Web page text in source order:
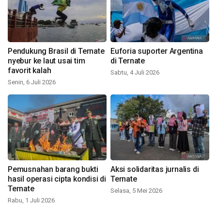
Pendukung Brasil di Ternate
nyebur ke laut usai tim
favorit kalah
Senin, 6 Juli 2026
Euforia suporter Argentina
di Ternate
Sabtu, 4 Juli 2026
Pemusnahan barang bukti
hasil operasi cipta kondisi di
Ternate
Rabu, 1 Juli 2026
Aksi solidaritas jurnalis di
Ternate
Selasa, 5 Mei 2026